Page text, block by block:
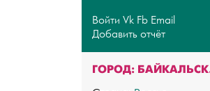
Войти Vk Fb Email
Добавить отчёт
ГОРОД: